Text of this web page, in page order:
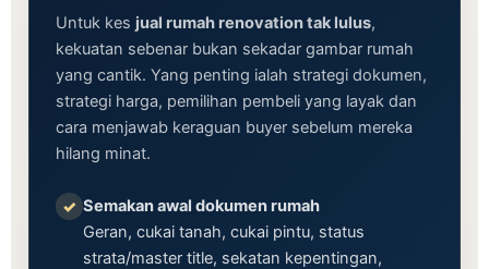
Untuk kes jual rumah renovation tak lulus,
kekuatan sebenar bukan sekadar gambar rumah
yang cantik. Yang penting ialah strategi dokumen,
strategi harga, pemilihan pembeli yang layak dan
cara menjawab keraguan buyer sebelum mereka
hilang minat.
✓ Semakan awal dokumen rumah
Geran, cukai tanah, cukai pintu, status
strata/master title, sekatan kepentingan,